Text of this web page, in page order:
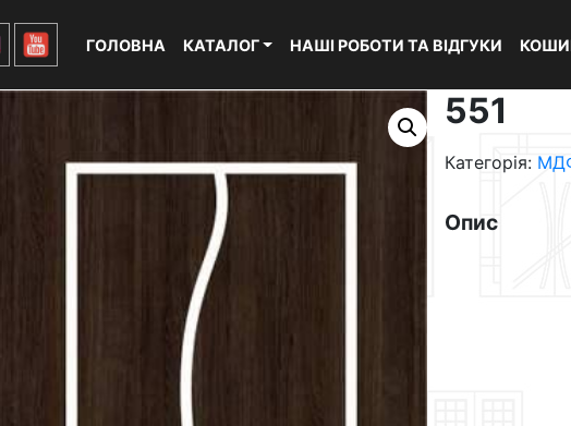
ГОЛОВНА КАТАЛОГ НАШІ РОБОТИ ТА ВІДГУКИ
551
Категорія:
Опис